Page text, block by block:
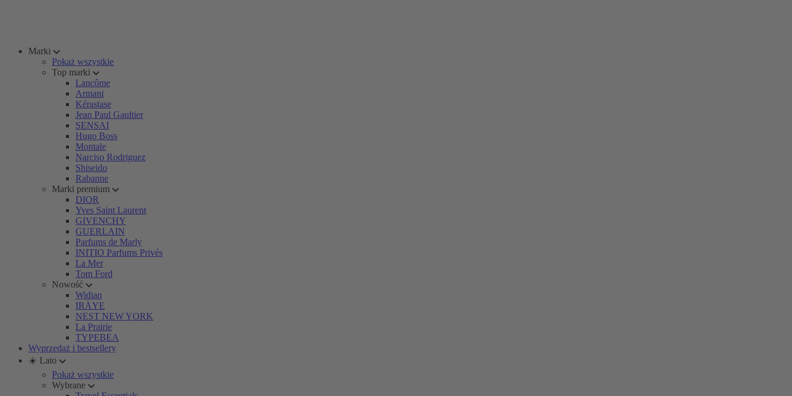
Marki
Pokaż wszystkie
Top marki
Lancôme
Armani
Kérastase
Jean Paul Gaultier
SENSAI
Hugo Boss
Montale
Narciso Rodriguez
Shiseido
Rabanne
Marki premium
DIOR
Yves Saint Laurent
GIVENCHY
GUERLAIN
Parfums de Marly
INITIO Parfums Privés
La Mer
Tom Ford
Nowość
Widian
IRÄYE
NEST NEW YORK
La Prairie
TYPEBEA
Wyprzedaż i bestsellery
☀️ Lato
Pokaż wszystkie
Wybrane